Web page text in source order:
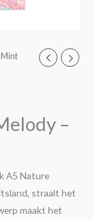
–
A5 Nature
straalt het
maakt het